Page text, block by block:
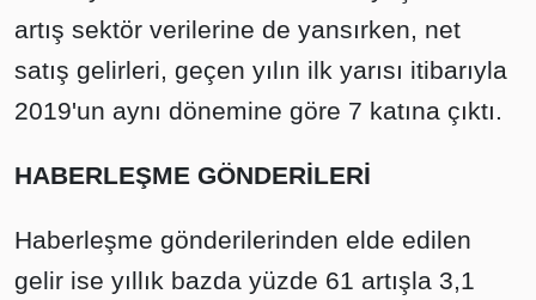
artış sektör verilerine de yansırken, net
satış gelirleri, geçen yılın ilk yarısı itibarıyla
2019'un aynı dönemine göre 7 katına çıktı.
HABERLEŞME GÖNDERİLERİ
Haberleşme gönderilerinden elde edilen
gelir ise yıllık bazda yüzde 61 artışla 3,1